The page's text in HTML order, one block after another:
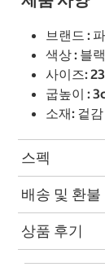
브랜드 :
색상 : 블
사이즈:
굽높이 :
소재: 겉
스펙
배송 및 환불
상품 후기